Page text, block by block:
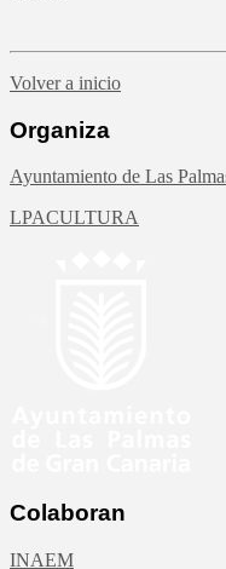
Volver a inicio
Organiza
Ayuntamiento de Las
LPACULTURA
Colaboran
INAEM